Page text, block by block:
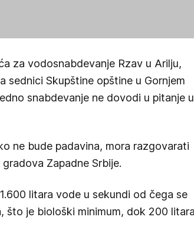
za vodosnabdevanje Rzav u Arilju,
sednici Skupštine opštine u Gornjem
snabdevanje ne dovodi u pitanje u
ne bude padavina, mora razgovarati
Zapadne Srbije.
litara vode u sekundi od čega se
što je biološki minimum, dok 200 litara